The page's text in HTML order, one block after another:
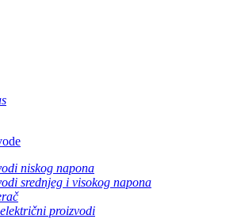
niskog napona
srednjeg i visokog napona
proizvodi